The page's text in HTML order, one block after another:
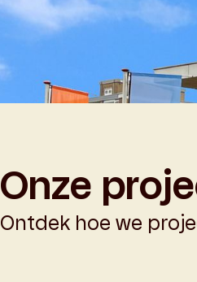
Onze
Ontdek hoe we